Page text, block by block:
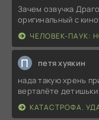
Зачем озвучка
оригинальный с
ЧЕЛОВЕК-ПАУК:
П петя хуякин
нада такую хрень
верталёте детишьки
КАТАСТРОФА.